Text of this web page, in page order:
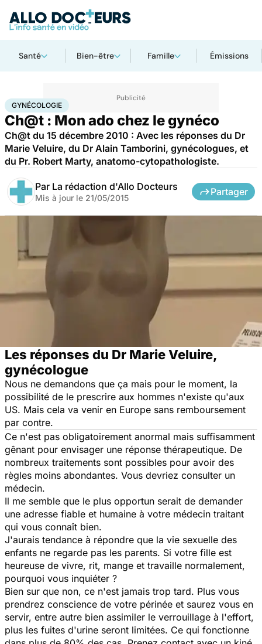
Santé Bien-être Famille Émissions
AccueilSantéMaladies Gynécologie
GYNÉCOLOGIE
Ch@t : Mon ado chez le gynéco
Ch@t du 15 décembre 2010 : Avec les réponses du Dr
Marie Veluire, du Dr Alain Tamborini, gynécologues, et
du Pr. Robert Marty, anatomo-cytopathologiste.
Par La rédaction d'Allo Docteurs
Mis à jour le 21/05/2015
Partager
Les réponses du Dr Marie Veluire,
gynécologue
Nous ne demandons que ça mais pour le moment, la
possibilité de le prescrire aux hommes n'existe qu'aux
US. Mais cela va venir en Europe sans remboursement
par contre.
Ce n'est pas obligatoirement anormal mais suffisamment
gênant pour envisager une réponse thérapeutique. De
nombreux traitements sont possibles pour avoir des
règles moins abondantes. Vous devriez consulter un
médecin.
Il me semble que le plus opportun serait de demander
une adresse fiable et humaine à votre médecin traitant
qui vous connaît bien.
J'aurais tendance à répondre que la vie sexuelle des
enfants ne regarde pas les parents. Si votre fille est
heureuse de vivre, rit, mange et travaille normalement,
pourquoi vous inquiéter ?
Bien sur que non, ce n'est jamais trop tard. Plus vous
prendrez conscience de votre périnée et saurez vous en
servir, entre autre bien assimiler le verrouillage à l'effort,
plus les fuites d'urine seront limitées. Ce qui fonctionne